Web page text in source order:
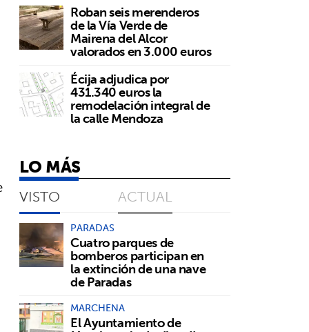
Roban seis merenderos
de la Vía Verde de
Mairena del Alcor
valorados en 3.000 euros
Écija adjudica por
431.340 euros la
remodelación integral de
la calle Mendoza
LO MÁS
VISTO ACTUAL
PARADAS
Cuatro parques de
bomberos participan en
la extinción de una nave
de Paradas
MARCHENA
El Ayuntamiento de